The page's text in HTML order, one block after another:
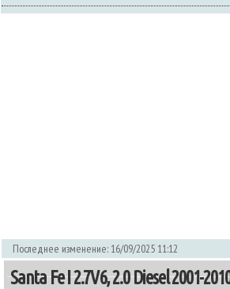
Последнее изменение: 16/09/2025 11:12
Santa Fe I 2.7V6, 2.0 Diesel 2001-